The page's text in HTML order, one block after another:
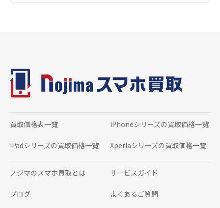
買取価格表一覧 iPhoneシリーズの 買取価格一覧
iPadシリーズの 買取価格一覧 Xperiaシリーズの 買取価格一覧
ノジマのスマホ買取とは サービスガイド
ブログ よくあるご質問